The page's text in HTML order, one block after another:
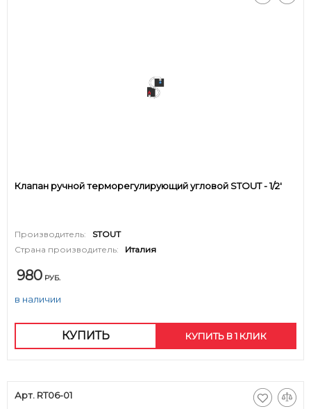
Клапан ручной терморегулирующий угловой STOUT - 1/2'
Производитель:
STOUT
Страна производитель:
Италия
980 РУБ.
в наличии
КУПИТЬ КУПИТЬ В 1 КЛИК
Арт. RT06-01